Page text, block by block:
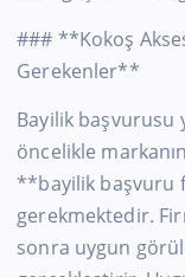
### **Kokoş
Gerekenler**
Bayilik başvurusu
öncelikle
**bayilik başvuru
gerekmektedir.
sonra uygun